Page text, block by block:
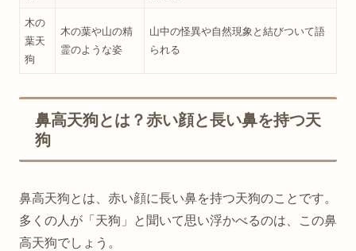
木の
葉天
狗
木の葉や山の精
霊のような姿
山中の怪異や自然現象と結びついて語
られる
鼻高天狗とは？赤い顔と長い鼻を持つ天
狗
鼻高天狗とは、赤い顔に長い鼻を持つ天狗のことです。
多くの人が「天狗」と聞いて思い浮かべるのは、この鼻
高天狗でしょう。